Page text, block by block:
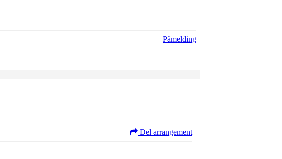
Påmelding
Del arrangement